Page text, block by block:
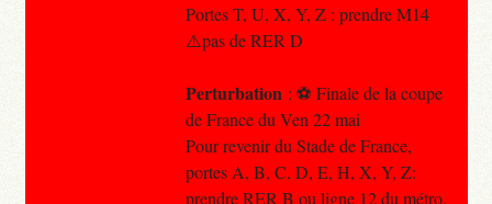
Portes T, U, X, Y, Z : prendre M14
⚠️pas de RER D
Perturbation : ⚽️ Finale de la coupe
de France du Ven 22 mai
Pour revenir du Stade de France,
portes A, B, C, D, E, H, X, Y, Z:
prendre RER B ou ligne 12 du métro.